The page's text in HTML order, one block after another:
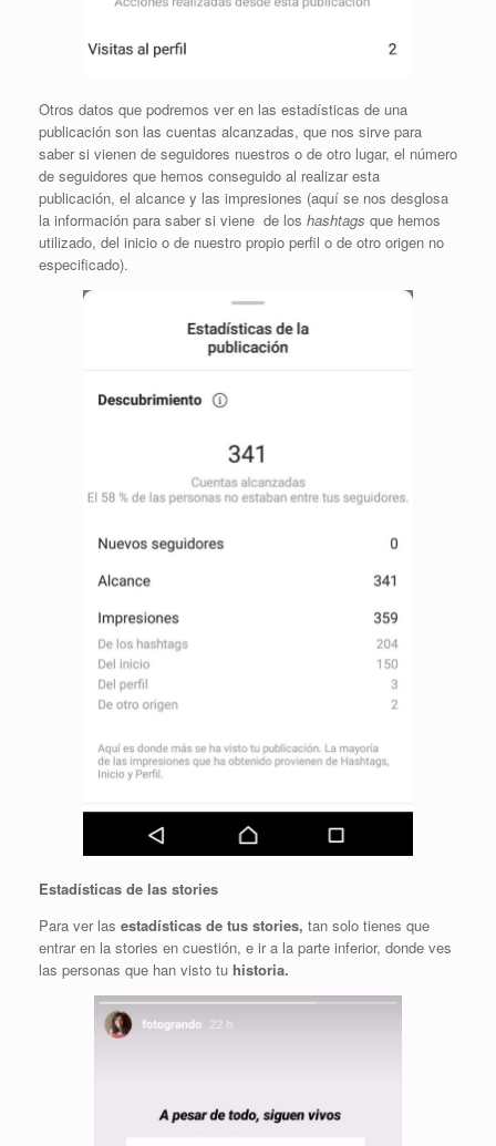
Otros datos que podremos ver en las estadísticas de una
publicación son las cuentas alcanzadas, que nos sirve para
saber si vienen de seguidores nuestros o de otro lugar, el número
de seguidores que hemos conseguido al realizar esta
publicación, el alcance y las impresiones (aquí se nos desglosa
la información para saber si viene de los hashtags que hemos
utilizado, del inicio o de nuestro propio perfil o de otro origen no
especificado).
Estadísticas de las stories
Para ver las estadísticas de tus stories, tan solo tienes que
entrar en la stories en cuestión, e ir a la parte inferior, donde ves
las personas que han visto tu historia.